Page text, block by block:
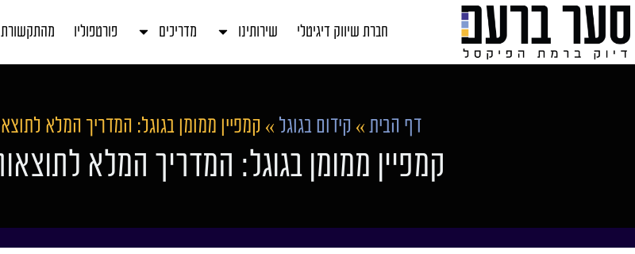
חברת שיווק דיגיטלי שירותינו מדריכים פורטפוליו מהתקשורת
דף הבית » קידום בגוגל » קמפיין ממומן בגוגל: המדריך המלא
קמפיין ממומן בגוגל: המדריך המלא